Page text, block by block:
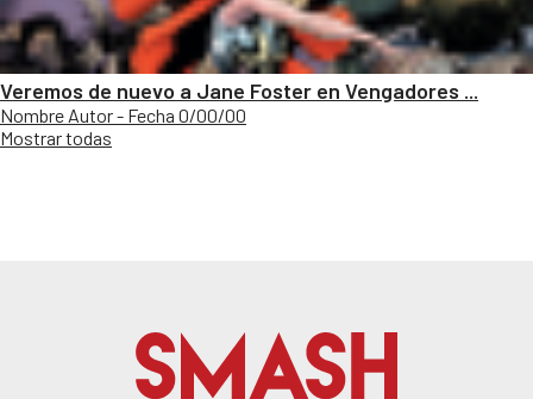
Veremos de nuevo a Jane Foster en Vengadores ...
Nombre Autor - Fecha 0/00/00
Mostrar todas